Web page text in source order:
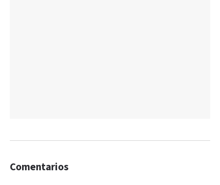
Comentarios